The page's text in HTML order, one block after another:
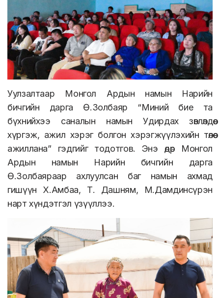
Уулзалтаар Монгол Ардын намын Нарийн
бичгийн дарга Ө.Золбаяр “Миний бие та
бүхнийхээ саналын намын Удирдах зөвлөлдөө
хүргэж, ажил хэрэг болгон хэрэгжүүлэхийн төлөө
ажиллана” гэдгийг тодотгов. Энэ өдөр Монгол
Ардын намын Нарийн бичгийн дарга
Ө.Золбаяраар ахлуулсан баг намын ахмад
гишүүн Х.Амбаа, Т. Дашням, М.Дамдинсүрэн
нарт хүндэтгэл үзүүллээ.